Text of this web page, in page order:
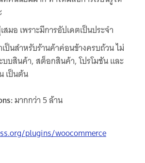
มอ เพราะมีการอัปเดตเป็นประจำ
ป็นสำหรับร้านค้าค่อนข้างครบถ้วน ไม่
บบสินค้า, สต็อกสินค้า, โปรโมชัน และ
เป็นต้น
มากกว่า 5 ล้าน
plugins/woocommerce